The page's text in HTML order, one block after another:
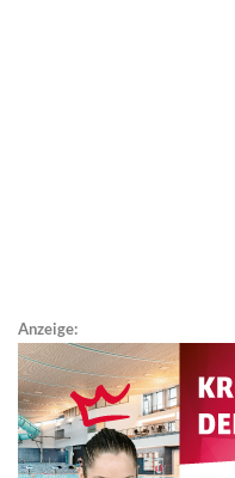
Anzeige: